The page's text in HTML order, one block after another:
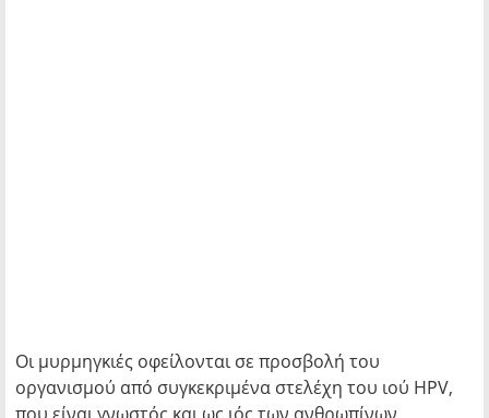
Οι μυρμηγκιές οφείλονται σε προσβολή του
οργανισμού από συγκεκριμένα στελέχη του ιού HPV,